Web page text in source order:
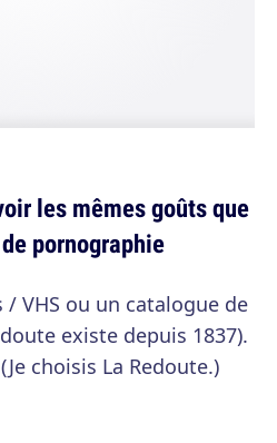
les mêmes goûts que
pornographie
/ VHS ou un catalogue de
existe depuis 1837).
choisis La Redoute.)